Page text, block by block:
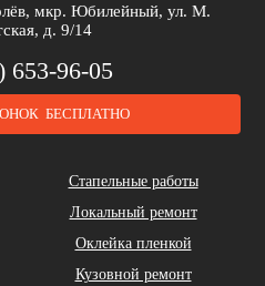
мкр. Юбилейный, ул. М.
д. 9/14
653-96-05
БЕСПЛАТНО
Стапельные работы
Локальный ремонт
Оклейка пленкой
Кузовной ремонт